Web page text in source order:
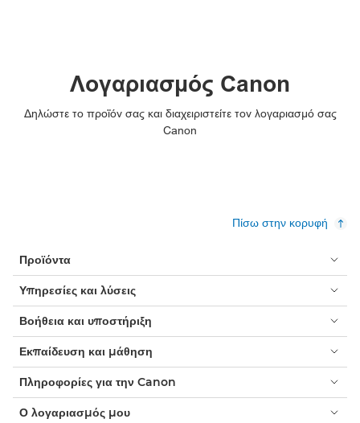
Λογαριασμός Canon
Δηλώστε το προϊόν σας και διαχειριστείτε τον λογαριασμό σας
Canon
Πίσω στην κορυφή
Προϊόντα
Υπηρεσίες και λύσεις
Βοήθεια και υποστήριξη
Εκπαίδευση και μάθηση
Πληροφορίες για την Canon
Ο λογαριασμός μου